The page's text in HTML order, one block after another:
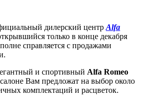
дилерский центр Alfa
только в конце декабря
справляется с продажами
и спортивный Alfa Romeo
Вам предложат на выбор около
комплектаций и расцветок.